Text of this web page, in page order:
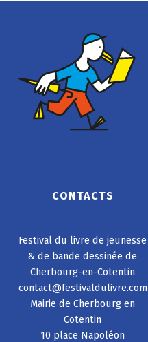
CONTACTS
Festival du livre de jeunesse
& de bande dessinée de
Cherbourg-en-Cotentin
contact@festivaldulivre.com
Mairie de Cherbourg en
Cotentin
10 place Napoléon